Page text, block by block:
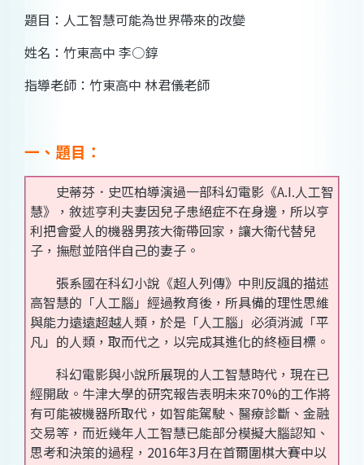
題目：人工智慧可能為世界帶來的改變
姓名：竹東高中 李○錞
指導老師：竹東高中 林君儀老師
一、題目：
史蒂芬．史匹柏導演過一部科幻電影《A.I.人工智
慧》，敘述亨利夫妻因兒子患絕症不在身邊，所以亨
利把會愛人的機器男孩大衛帶回家，讓大衛代替兒
子，撫慰並陪伴自己的妻子。
張系國在科幻小說《超人列傳》中則反諷的描述
高智慧的「人工腦」經過教育後，所具備的理性思維
與能力遠遠超越人類，於是「人工腦」必須消滅「平
凡」的人類，取而代之，以完成其進化的終極目標。
科幻電影與小說所展現的人工智慧時代，現在已
經開啟。牛津大學的研究報告表明未來70%的工作將
有可能被機器所取代，如智能駕駛、醫療診斷、金融
交易等，而近幾年人工智慧已能部分模擬大腦認知、
思考和決策的過程，2016年3月在首爾圍棋大賽中以